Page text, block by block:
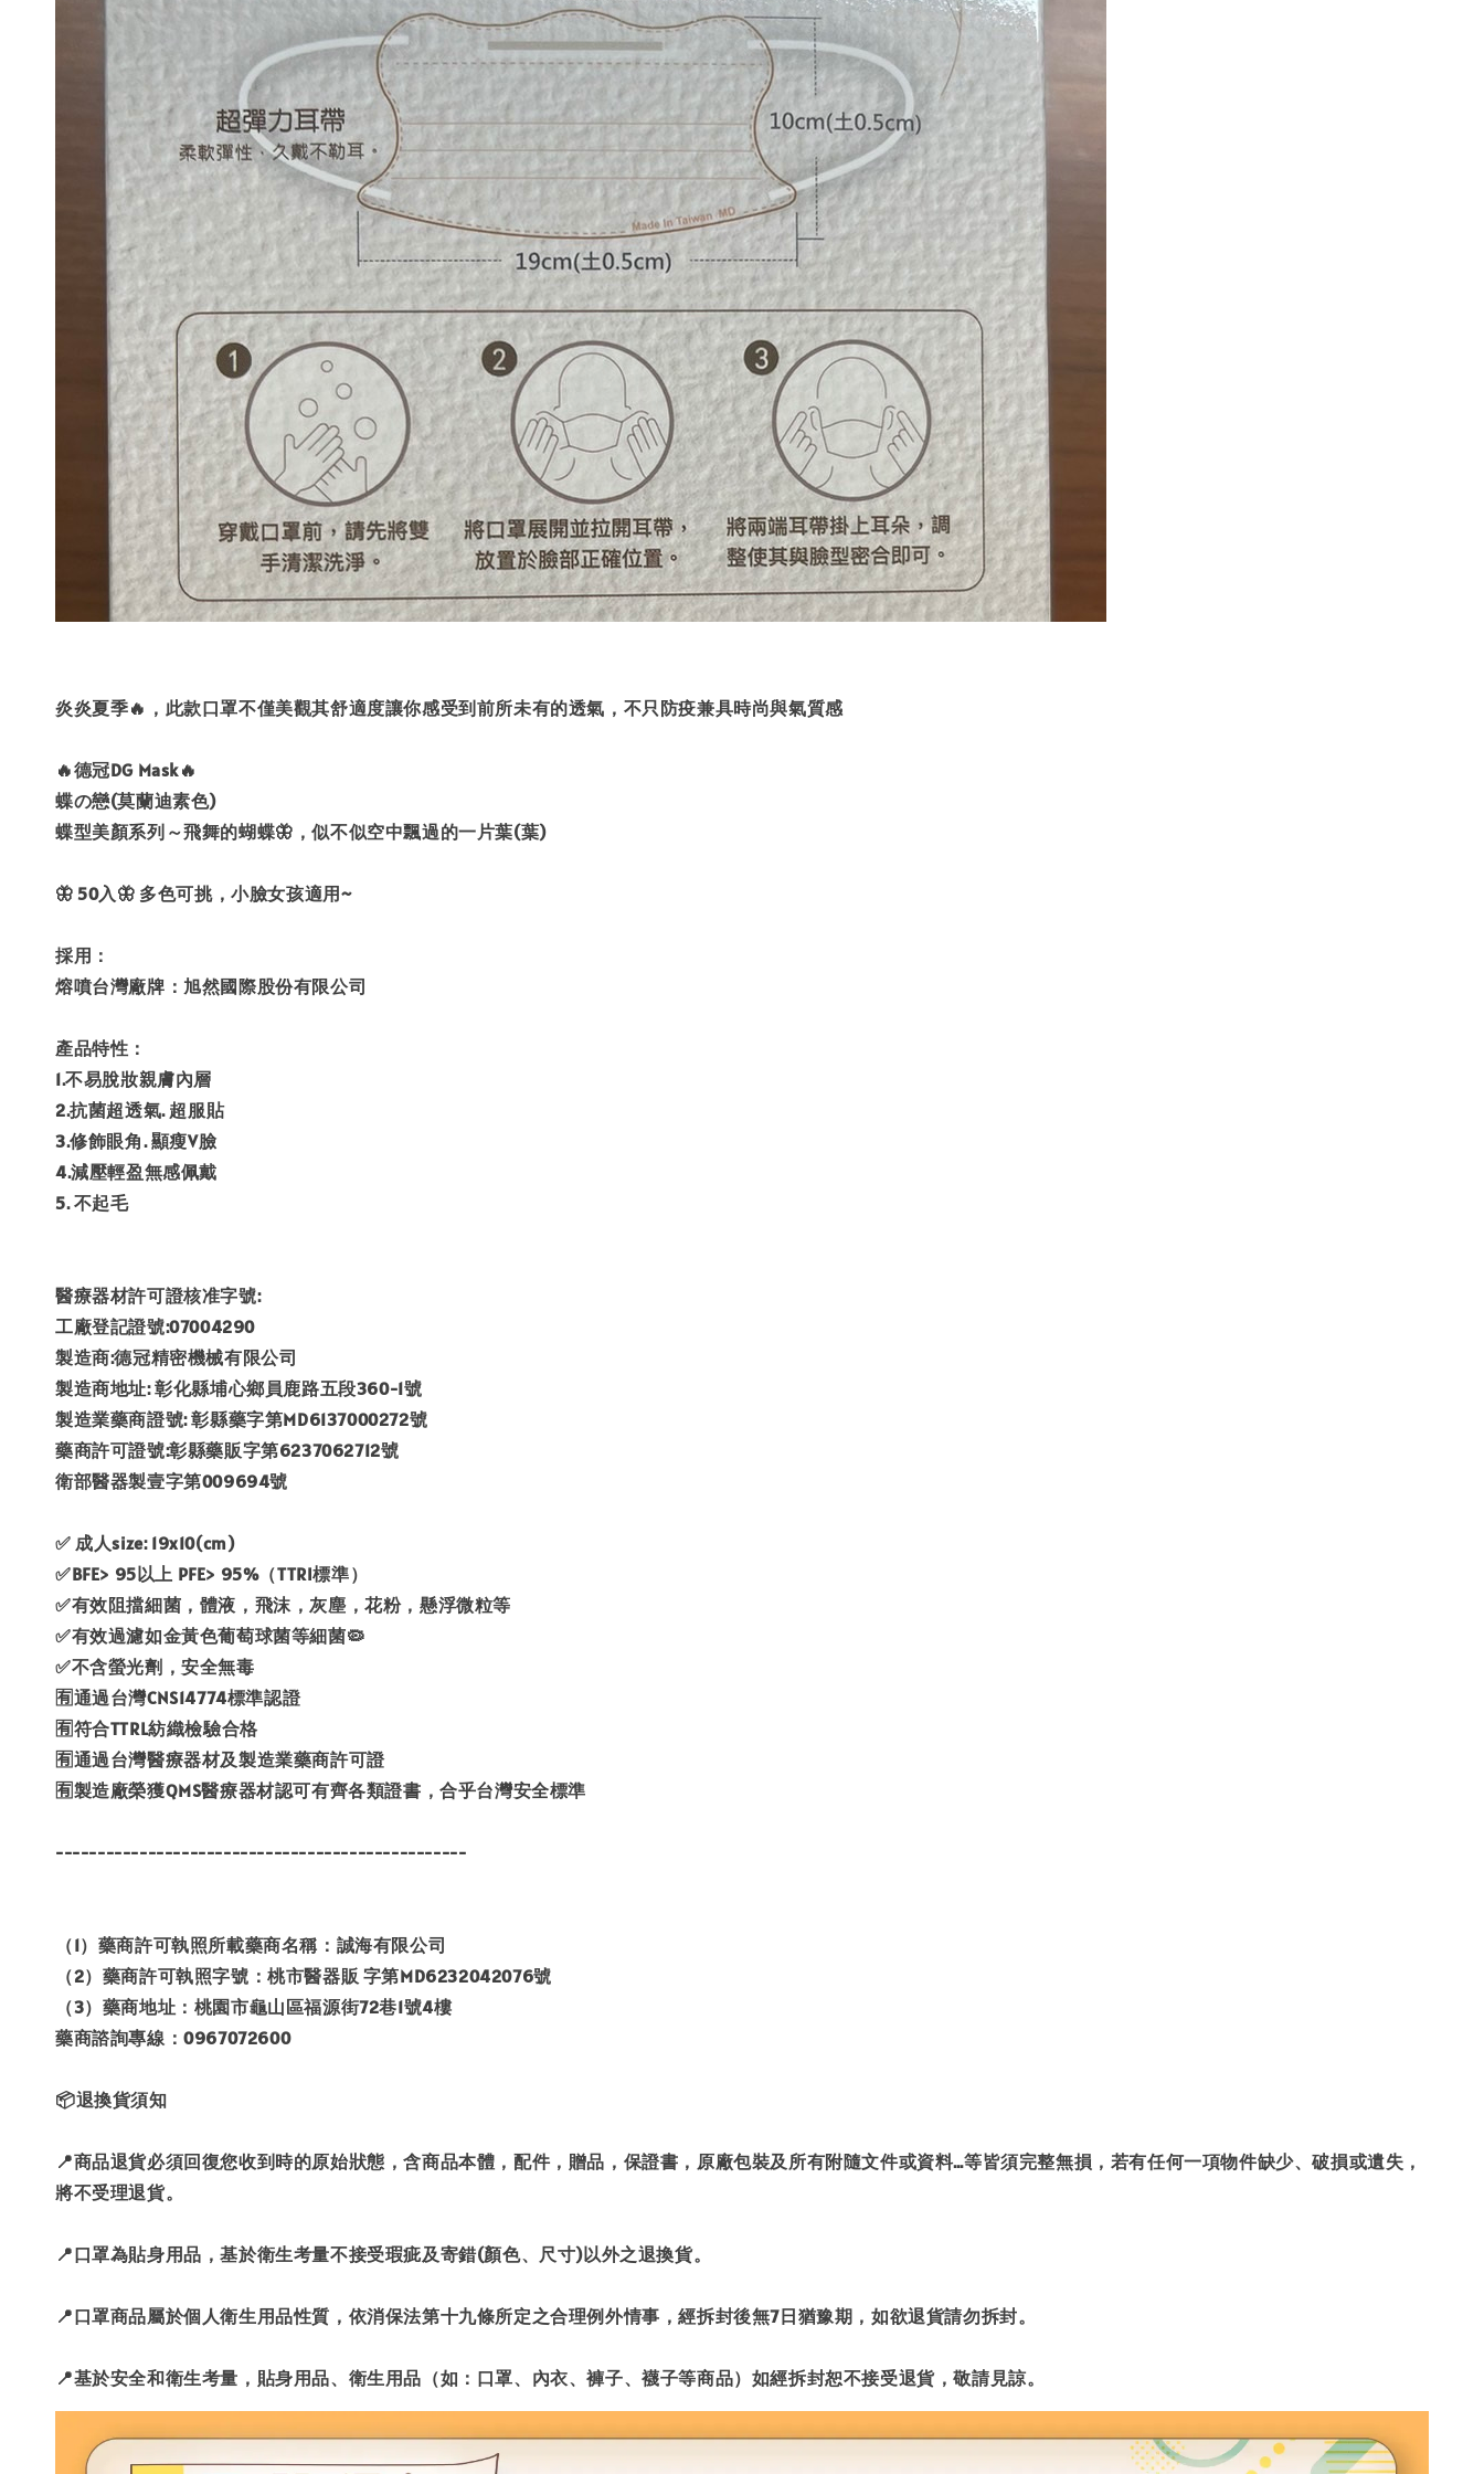
炎炎夏季🔥，此款口罩不僅美觀其舒適度讓你感受到前所未有的透氣，不只防疫兼具時尚與氣質感
🔥德冠DG Mask🔥
蝶の戀(莫蘭迪素色)
蝶型美顏系列～飛舞的蝴蝶🦋，似不似空中飄過的一片葉(葉)
🦋 50入🦋 多色可挑，小臉女孩適用~
採用：
熔噴台灣廠牌：旭然國際股份有限公司
產品特性：
1.不易脫妝親膚內層
2.抗菌超透氣. 超服貼
3.修飾眼角. 顯瘦V臉
4.減壓輕盈無感佩戴
5. 不起毛
醫療器材許可證核准字號:
工廠登記證號:07004290
製造商:德冠精密機械有限公司
製造商地址: 彰化縣埔心鄉員鹿路五段360-1號
製造業藥商證號: 彰縣藥字第MD6137000272號
藥商許可證號:彰縣藥販字第6237062712號
衛部醫器製壹字第009694號
✅ 成人size: 19x10(cm)
✅BFE> 95以上 PFE> 95%（TTRI標準）
✅有效阻擋細菌，體液，飛沫，灰塵，花粉，懸浮微粒等
✅有效過濾如金黃色葡萄球菌等細菌🦠
✅不含螢光劑，安全無毒
🈶通過台灣CNS14774標準認證
🈶符合TTRL紡織檢驗合格
🈶通過台灣醫療器材及製造業藥商許可證
🈶製造廠榮獲QMS醫療器材認可有齊各類證書，合乎台灣安全標準
-------------------------------------------------
（1）藥商許可執照所載藥商名稱：誠海有限公司
（2）藥商許可執照字號：桃市醫器販 字第MD6232042076號
（3）藥商地址：桃園市龜山區福源街72巷1號4樓
藥商諮詢專線：0967072600
📦退換貨須知
📍商品退貨必須回復您收到時的原始狀態，含商品本體，配件，贈品，保證書，原廠包裝及所有附隨文件或資料…等皆須完整無損，若有任何一項物件缺少、破損或遺失，
將不受理退貨。
📍口罩為貼身用品，基於衛生考量不接受瑕疵及寄錯(顏色、尺寸)以外之退換貨。
📍口罩商品屬於個人衛生用品性質，依消保法第十九條所定之合理例外情事，經拆封後無7日猶豫期，如欲退貨請勿拆封。
📍基於安全和衛生考量，貼身用品、衛生用品（如：口罩、內衣、褲子、襪子等商品）如經拆封恕不接受退貨，敬請見諒。